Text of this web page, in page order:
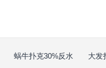
蜗牛扑克30%反水 大发